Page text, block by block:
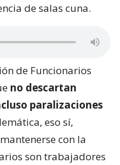
de salas cuna.
de Funcionarios
no descartan
paralizaciones
eso sí,
con la
son trabajadores